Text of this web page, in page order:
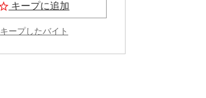
キープに追加
キープしたバイト